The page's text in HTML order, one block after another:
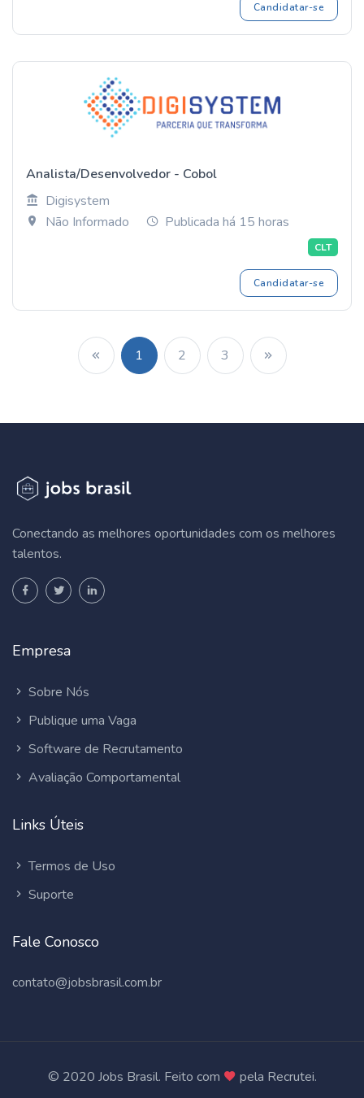
Candidatar-se
Analista/Desenvolvedor - Cobol
Digisystem
Não Informado
Publicada há 15 horas
CLT
Candidatar-se
1 2 3
Conectando as melhores oportunidades com os melhores
talentos.
Empresa
Sobre Nós
Publique uma Vaga
Software de Recrutamento
Avaliação Comportamental
Links Úteis
Termos de Uso
Suporte
Fale Conosco
contato@jobsbrasil.com.br
© 2020 Jobs Brasil. Feito com pela Recrutei.